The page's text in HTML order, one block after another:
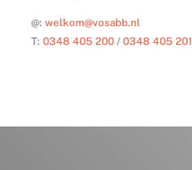
@: welkom@vosabb.nl
T: 0348 405 200/ 0348 405 201